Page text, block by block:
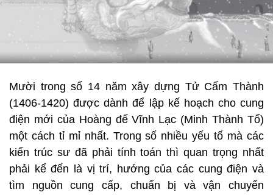
Mười trong số 14 năm xây dựng Tử Cấm Thành
(1406-1420) được dành để lập kế hoạch cho cung
điện mới của Hoàng đế Vĩnh Lạc (Minh Thành Tổ)
một cách tỉ mỉ nhất. Trong số nhiều yếu tố mà các
kiến ​​trúc sư đã phải tính toán thì quan trọng nhất
phải kể đến là vị trí, hướng của các cung điện và
tìm nguồn cung cấp, chuẩn bị và vận chuyển